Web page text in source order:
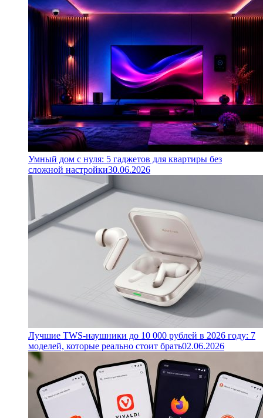
Умный дом с нуля: 5 гаджетов для квартиры без
сложной настройки30.06.2026
Лучшие TWS-наушники до 10 000 рублей в 2026 году: 7
моделей, которые реально стоит брать02.06.2026